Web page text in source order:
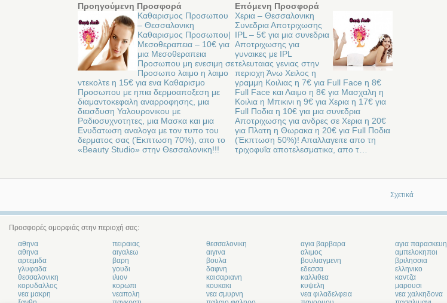
Προηγούμενη Προσφορά
Καθαρισμος Προσωπου
– Θεσσαλονικη
Καθαρισμος Προσωπου|
Μεσοθεραπεια – 10€ για
μια Μεσοθεραπεια
Προσωπου μη ενεσιμη σε
Προσωπο λαιμο η λαιμο
ντεκολτε η 15€ για ενα Καθαρισμο
Προσωπου με ηπια δερμοαποξεση με
διαμαντοκεφαλη αναρροφησης, μια
διεισδυση Υαλουρονικου με
Ραδιοσυχνοτητες, μια Μασκα και μια
Ενυδατωση αναλογα με τον τυπο του
δερματος σας (Έκπτωση 70%), απο το
«Beauty Studio» στην Θεσσαλονικη!!!
Επόμενη Προσφορά
Χερια – Θεσσαλονικη
Συνεδρια Αποτριχωσης
IPL – 5€ για μια συνεδρια
Αποτριχωσης για
γυναικες με IPL
τελευταιας γενιας στην
περιοχη Άνω Χειλος η
γραμμη Κοιλιας η 7€ για Full Face η 8€
Full Face και Λαιμο η 8€ για Μασχαλη η
Κοιλια η Μπικινι η 9€ για Χερια η 17€ για
Full Ποδια η 10€ για μια συνεδρια
Αποτριχωσης για ανδρες σε Χερια η 20€
για Πλατη η Θωρακα η 20€ για Full Ποδια
(Έκπτωση 50%)! Απαλλαγειτε απο τη
τριχοφυΐα αποτελεσματικα, απο τ…
Σχετικά
Προσφορές ομορφιάς στην περιοχή σας:
αθηνα
πειραιας θεσσαλονικη αγια βαρβαρα αγια παρασκευη
αθηνα
αιγαλεω αιγινα αλιμος αμπελοκηποι
αρτεμιδα
βαρη βουλα βουλιαγμενη βριλησσια
γλυφαδα
γουδι δαφνη εδεσσα ελληνικο
θεσσαλονικη
ιλιον καισαριανη καλλιθεα καντζα
κορυδαλλος
κορωπι κουκακι κυψελη μαρουσι
νεα μακρη
νεαπολη νεα σμυρνη νεα φιλαδελφεια νεα χαλκηδονα